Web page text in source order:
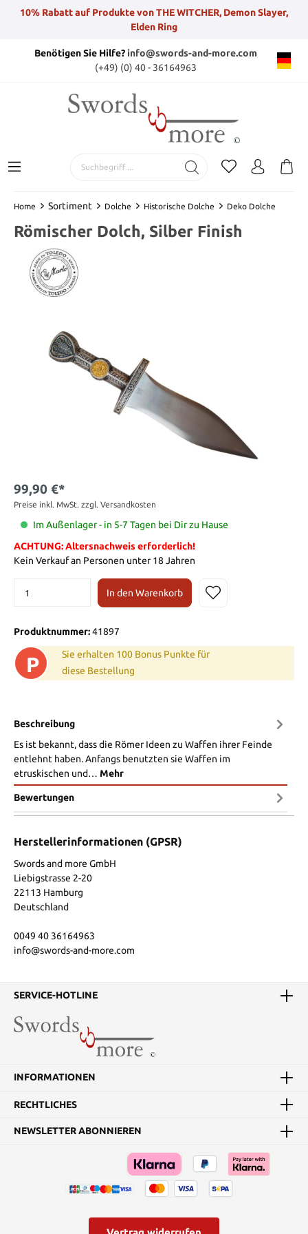
10% Rabatt auf Produkte von THE WITCHER, Demon Slayer,
Elden Ring
Benötigen Sie Hilfe?info@swords-and-more.com
(+49) (0) 40 - 36164963
Home Sortiment Dolche Historische Dolche Deko Dolche
Römischer Dolch, Silber Finish
99,90 €*
Preise inkl. MwSt. zzgl. Versandkosten
Im Außenlager - in 5-7 Tagen bei Dir zu Hause
ACHTUNG: Altersnachweis erforderlich!
Kein Verkauf an Personen unter 18 Jahren
In den Warenkorb
Produktnummer:41897
P
Sie erhalten 100 Bonus Punkte für
diese Bestellung
Beschreibung
Es ist bekannt, dass die Römer Ideen zu Waffen ihrer Feinde
entlehnt haben. Anfangs benutzten sie Waffen im
etruskischen und… Mehr
Bewertungen
Herstellerinformationen (GPSR)
Swords and more GmbH
Liebigstrasse 2-20
22113 Hamburg
Deutschland
0049 40 36164963
info@swords-and-more.com
SERVICE-HOTLINE
INFORMATIONEN
RECHTLICHES
NEWSLETTER ABONNIEREN